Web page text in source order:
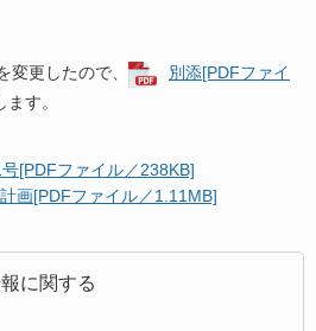
変更したので、
別添[PDFファイ
す。
[PDFファイル／238KB]
画[PDFファイル／1.11MB]
に関する